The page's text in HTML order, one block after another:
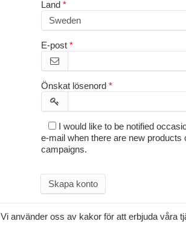
Land
E-post
Önskat lösenord
I would like to be notified
e-mail when there are new products
campaigns.
Skapa konto
Vi använder oss av kakor för att erbjuda våra